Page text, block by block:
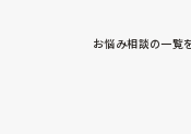
お悩み相談の一覧